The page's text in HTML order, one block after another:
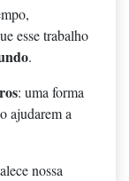
esse trabalho
.
: uma forma
ajudarem a
nossa